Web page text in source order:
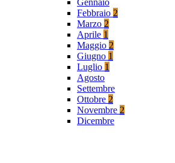
Gennaio
Febbraio 2
Marzo 2
Aprile 1
Maggio 2
Giugno 1
Luglio 1
Agosto
Settembre
Ottobre 2
Novembre 2
Dicembre